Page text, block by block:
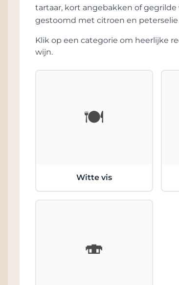
Rafael zelf noemt de Godello de
met bijzonder weinigaroma’s.
wijnsteenzuren, wat een goede
met Godello, maar heeft meer
tartaar, kort angebakken of
gestoomd met citroen en
Klik op een categorie om heerlijke
wijn.
🍽️
Witte vis
🍣